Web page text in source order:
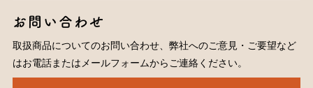
お問い合わせ
取扱商品についてのお問い合わせ、弊社へのご意見・ご要望など
はお電話またはメールフォームからご連絡ください。